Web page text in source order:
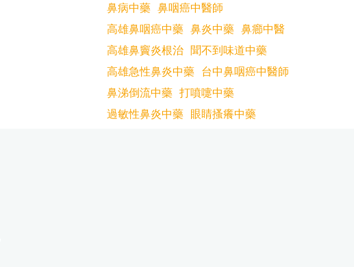
鼻病中藥 鼻咽癌中醫師
高雄鼻咽癌中藥 鼻炎中藥 鼻癤中醫
高雄鼻竇炎根治 聞不到味道中藥
高雄急性鼻炎中藥 台中鼻咽癌中醫師
鼻涕倒流中藥 打噴嚏中藥
過敏性鼻炎中藥 眼睛搔癢中藥